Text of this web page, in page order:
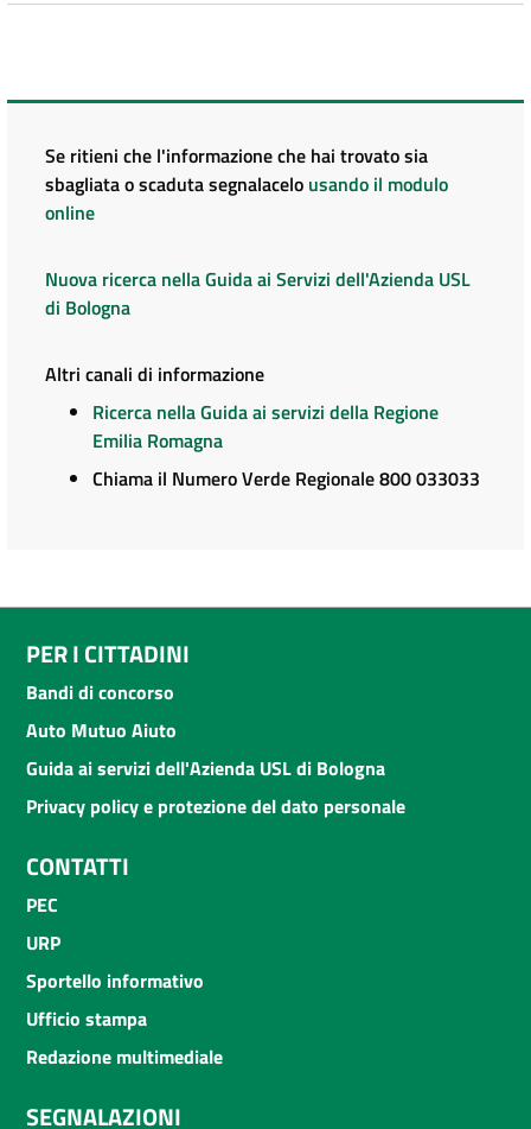
Se ritieni che l'informazione che hai trovato sia
sbagliata o scaduta segnalacelo usando il modulo
online
Nuova ricerca nella Guida ai Servizi dell'Azienda USL
di Bologna
Altri canali di informazione
Ricerca nella Guida ai servizi della Regione
Emilia Romagna
Chiama il Numero Verde Regionale 800 033033
PER I CITTADINI
Bandi di concorso
Auto Mutuo Aiuto
Guida ai servizi dell'Azienda USL di Bologna
Privacy policy e protezione del dato personale
CONTATTI
PEC
URP
Sportello informativo
Ufficio stampa
Redazione multimediale
SEGNALAZIONI